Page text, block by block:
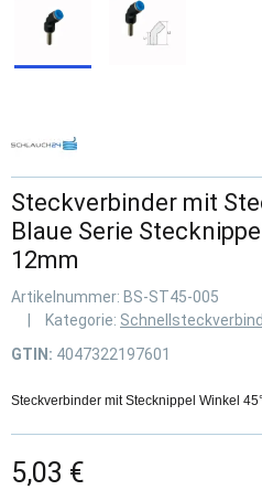
Steckverbinder mit
Blaue Serie
12mm
Artikelnummer: BS-ST45-005
Kategorie:
GTIN: 4047322197601
Steckverbinder mit Stecknippel Winkel
5,03 €